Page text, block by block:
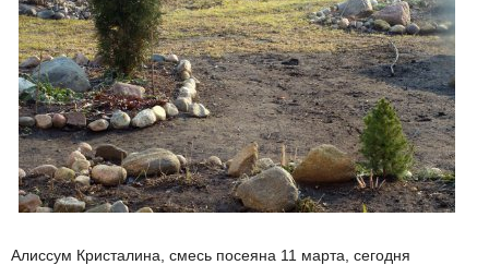
Алиссум Кристалина, смесь посеяна 11 марта, сегодня